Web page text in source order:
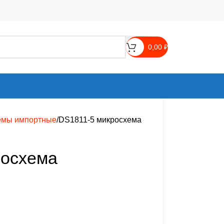
0,00 ₽
импортные DS1811-5 микросхема